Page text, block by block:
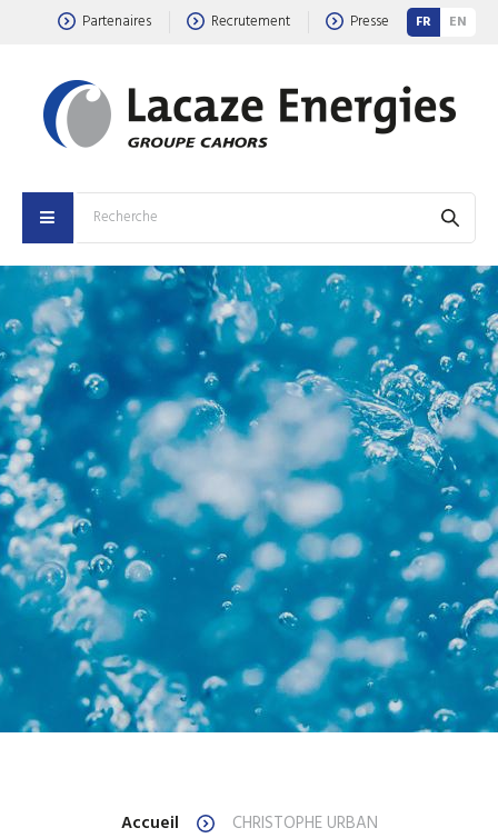
Partenaires Recrutement Presse FR EN
Accueil CHRISTOPHE URBAN